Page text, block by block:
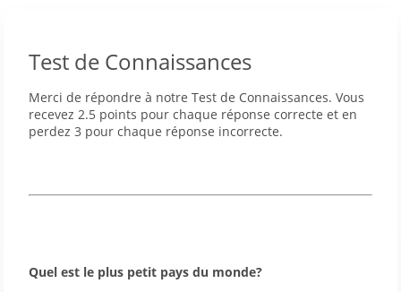
Test de Connaissances
Merci de répondre à notre Test de Connaissances. Vous
recevez 2.5 points pour chaque réponse correcte et en
perdez 3 pour chaque réponse incorrecte.
Quel est le plus petit pays du monde?